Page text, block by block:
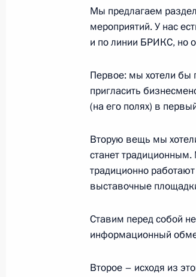
Заявления для
переговоров
11 декабря 2014 года,
Начало российско-
11 декабря 2014 года,
10 декабря 2014
Заявления для
переговоров
Мы предлагаем
мероприятий. У нас
и по линии БРИКС, но
Первое: мы хотели
пригласить
(на его полях) в
Вторую вещь мы
станет
традиционно
выставочные
Ставим перед собой
информационный
Второе – исходя из